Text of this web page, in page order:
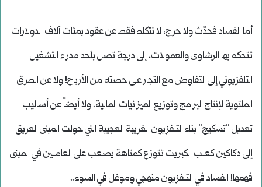
أما الفساد فحدّث ولا حرج، لا نتكلم فقط عن عقود بمئات آلاف الدولارات
تتحكم بها الرشاوى والعمولات، إلى درجة تصل بأحد مدراء التشغيل
التلفزيوني إلى التفاوض مع التجار على حصته من الأرباح! ولا عن الطرق
الملتوية لإنتاج البرامج وتوزيع الميزانيات المالية. ولا أيضاً عن أساليب
تعديل “تسكيج” بناء التلفزيون الغريبة العجيبة التي حولت المبنى العريق
إلى دكاكين كعلب الكبريت تتوزع كمتاهة يصعب على العاملين في المبنى
فهمها! الفساد في التلفزيون منهجي وموغل في السوء..